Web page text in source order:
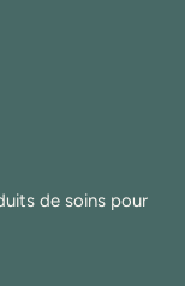
de soins pour